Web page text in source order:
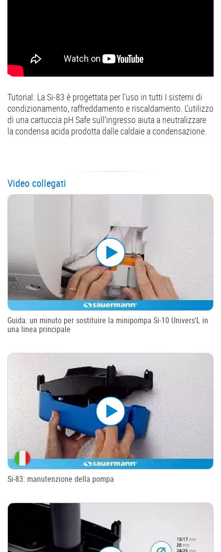
Tutorial: La Si-83 è progettata per l’uso in tutti I sistemi di
condizionamento, raffreddamento e riscaldamento. L’utilizzo
di una cartuccia pH Safe sull’ingresso aiuta a neutralizzare
la condensa acida prodotta dalle caldaie a condensazione.
Video collegati
Guida: un minuto per sostituire la minipompa Si-10 Univers'L in
una linea principale
Si-83: manutenzione della pompa